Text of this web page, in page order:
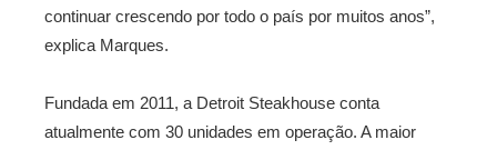
continuar crescendo por todo o país por muitos anos”,
explica Marques.
Fundada em 2011, a Detroit Steakhouse conta
atualmente com 30 unidades em operação. A maior